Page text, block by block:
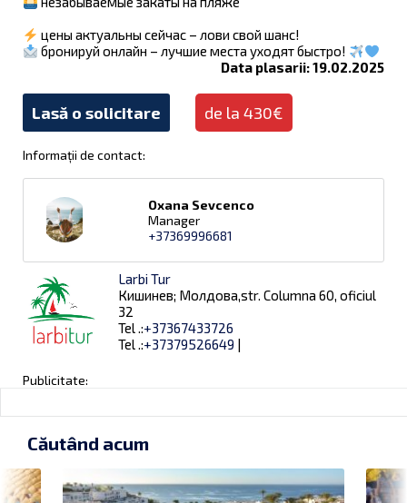
цены актуальны сейчас – лови свой шанс!
бронируй онлайн – лучшие места уходят быстро!
Data plasarii: 19.02.2025
Lasă o solicitare de la 430€
Informații de contact:
Oxana Sevcenco
Manager
+37369996681
Larbi Tur
Кишинев; Молдова,str. Columna 60, oficiul
32
Tel .:+37367433726
Tel .:+37379526649 |
Publicitate:
Căutând acum